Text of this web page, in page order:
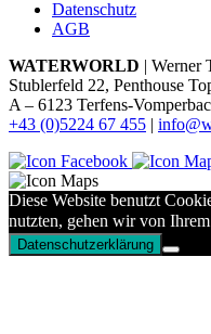
Datenschutz
AGB
WATERWORLD | Werner
Stublerfeld 22, Penthouse
A – 6123 Terfens-
+43 (0)5224 67 455 |
Diese Website benutzt
nutzten, gehen wir von
Datenschutzerklärung